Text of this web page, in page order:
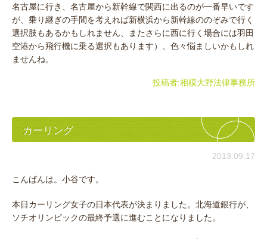
名古屋に行き、名古屋から新幹線で関西に出るのが一番早いです
が、乗り継ぎの手間を考えれば新横浜から新幹線ののぞみで行く
選択肢もあるかもしれません、またさらに西に行く場合には羽田
空港から飛行機に乗る選択もあります）、色々悩ましいかもしれ
ませんね。
投稿者:相模大野法律事務所
カーリング
2013.09.17
こんばんは。小谷です。
本日カーリング女子の日本代表が決まりました。北海道銀行が、
ソチオリンピックの最終予選に進むことになりました。